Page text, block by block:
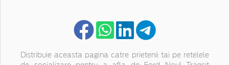
Distribuie aceasta pagina catre prietenii tai pe retelele